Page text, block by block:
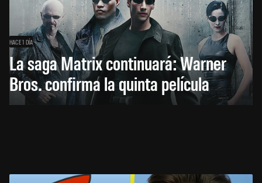
HACE 1 DÍA
La saga Matrix continuará: Warner
Bros. confirma la quinta película